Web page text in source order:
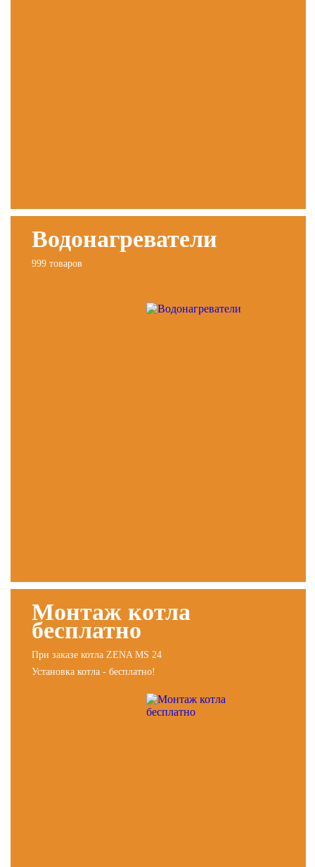
Водонагреватели
999 товаров
Монтаж котла
бесплатно
При заказе котла ZENA MS 24
Установка котла - бесплатно!